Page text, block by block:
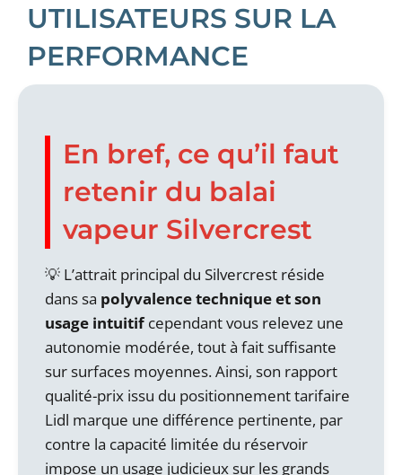
UTILISATEURS SUR LA
PERFORMANCE
En bref, ce qu’il faut
retenir du balai
vapeur Silvercrest
L’attrait principal du Silvercrest réside
dans sa polyvalence technique et son
usage intuitifcependant vous relevez une
autonomie modérée, tout à fait suffisante
sur surfaces moyennes. Ainsi, son rapport
qualité-prix issu du positionnement tarifaire
Lidl marque une différence pertinente, par
contre la capacité limitée du réservoir
impose un usage judicieux sur les grands